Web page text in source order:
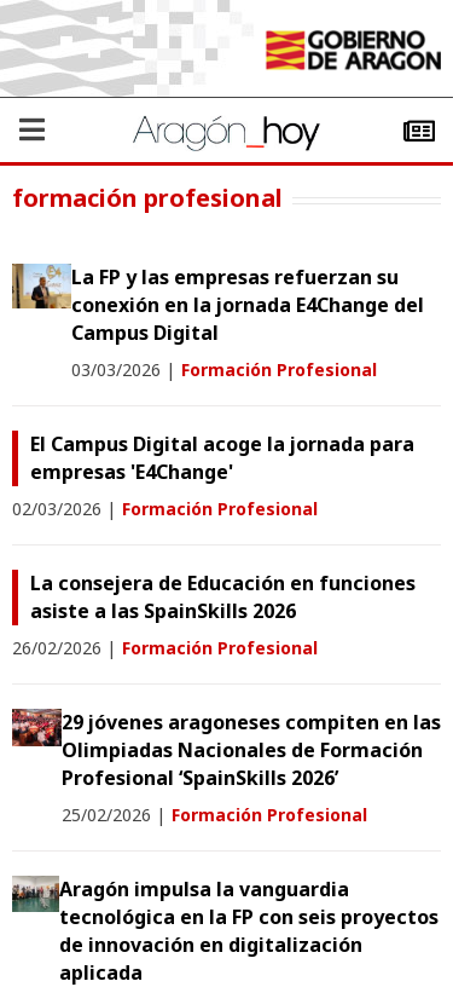
formación profesional
La FP y las empresas refuerzan su
conexión en la jornada E4Change del
Campus Digital
03/03/2026 | Formación Profesional
El Campus Digital acoge la jornada para
empresas 'E4Change'
02/03/2026 | Formación Profesional
La consejera de Educación en funciones
asiste a las SpainSkills 2026
26/02/2026 | Formación Profesional
29 jóvenes aragoneses compiten en las
Olimpiadas Nacionales de Formación
Profesional ‘SpainSkills 2026’
25/02/2026 | Formación Profesional
Aragón impulsa la vanguardia
tecnológica en la FP con seis proyectos
de innovación en digitalización
aplicada